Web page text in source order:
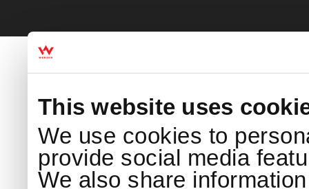
This website uses
We use cookies to
provide social media
We also share